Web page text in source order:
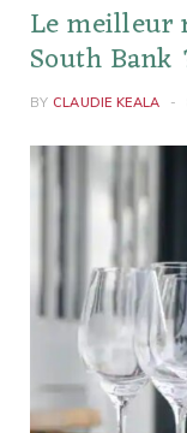
Le meilleur
South Bank
BY CLAUDIE KEALA